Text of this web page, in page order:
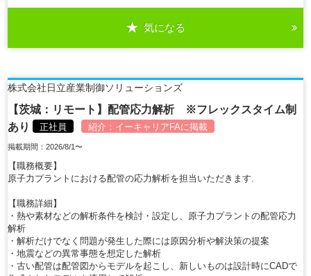
気になる
株式会社日立産業制御ソリューションズ
【茨城：リモート】配管応力解析 ※フレックスタイム制
あり
正社員 紹介： イーキャリアFAに掲載
掲載期間：2026/8/1〜
【職務概要】
原子力プラントにおける配管の応力解析を担当いただきます.
【職務詳細】
・熱や素材などの解析条件を検討・設定し、原子力プラントの配管応力
解析
・解析だけでなく問題が発生した際には原因分析や解決策の提案
・地震などの異常事態を想定した解析
・古い配管は配管図からモデルを起こし、新しいものは設計時にCADで